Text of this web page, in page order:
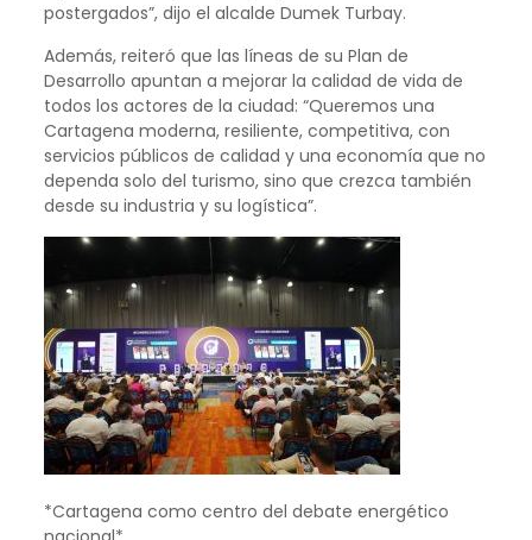
postergados”, dijo el alcalde Dumek Turbay.
Además, reiteró que las líneas de su Plan de
Desarrollo apuntan a mejorar la calidad de vida de
todos los actores de la ciudad: “Queremos una
Cartagena moderna, resiliente, competitiva, con
servicios públicos de calidad y una economía que no
dependa solo del turismo, sino que crezca también
desde su industria y su logística”.
*Cartagena como centro del debate energético